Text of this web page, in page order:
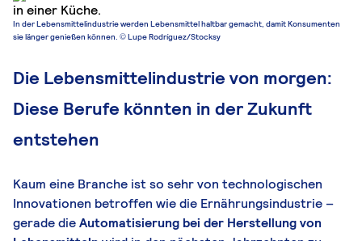
In der Lebensmittelindustrie werden Lebensmittel haltbar gemacht, damit Konsumenten
sie länger genießen können. © Lupe Rodríguez/Stocksy
Die Lebensmittelindustrie von morgen:
Diese Berufe könnten in der Zukunft
entstehen
Kaum eine Branche ist so sehr von technologischen
Innovationen betroffen wie die Ernährungsindustrie –
gerade dieAutomatisierung bei der Herstellung von